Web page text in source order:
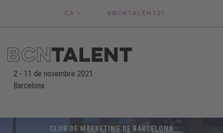
CA #BCNTALENT21
2 - 11 de novembre 2021
Barcelona
CLUB DE MARKETING DE BARCELONA